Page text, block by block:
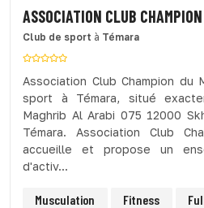
ASSOCIATION CLUB
Club de sport à Témara
Association Club Champion
sport à Témara, situé
Maghrib Al Arabi 075 12000
Témara. Association Club
accueille et propose un
d'activ...
Musculation Fitness